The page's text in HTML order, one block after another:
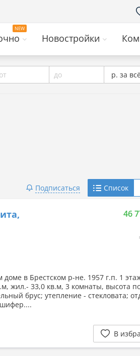
Новостройки
от до р. за
Подписаться Список
46
в Брестском р-не. 1957 г.п. 1
жил.- 33,0 кв.м, 3 комнаты, высота
брус; утепление - стекловата;
В